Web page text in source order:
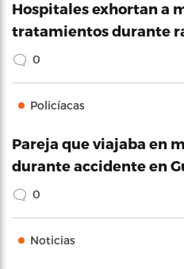
Hospitales exhortan a
tratamientos durante
0
Policíacas
Pareja que viajaba en
durante accidente en
0
Noticias